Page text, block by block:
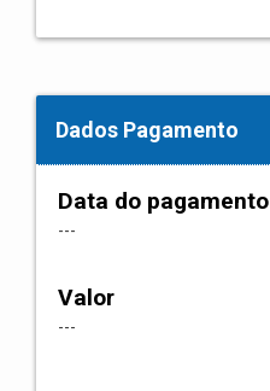
Dados Pagamento
Data do pagamento
---
Valor
---